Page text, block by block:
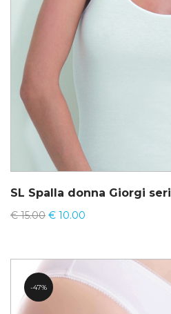
SL Spalla donna Giorgi
€15.00 € 10.00
47%